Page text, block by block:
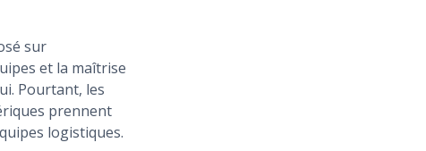
sur
et la maîtrise
Pourtant, les
prennent
logistiques.